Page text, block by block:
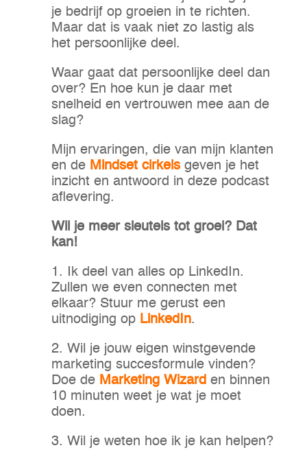
je bedrijf op groeien in te richten.
Maar dat is vaak niet zo lastig als
het persoonlijke deel.
Waar gaat dat persoonlijke deel dan
over? En hoe kun je daar met
snelheid en vertrouwen mee aan de
slag?
Mijn ervaringen, die van mijn klanten
en de Mindset cirkelsgeven je het
inzicht en antwoord in deze podcast
aflevering.
Wil je meer sleutels tot groei? Dat
kan!
1. Ik deel van alles op LinkedIn.
Zullen we even connecten met
elkaar? Stuur me gerust een
uitnodiging op LinkedIn.
2. Wil je jouw eigen winstgevende
marketing succesformule vinden?
Doe de Marketing Wizarden binnen
10 minuten weet je wat je moet
doen.
3. Wil je weten hoe ik je kan helpen?